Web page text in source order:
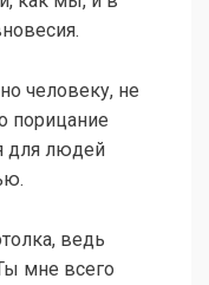
человеку, не
порицание
для людей
ведь
мне всего